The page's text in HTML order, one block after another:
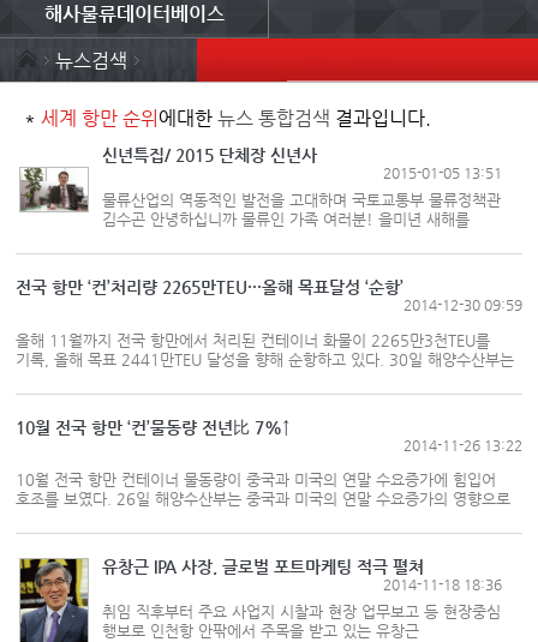
해사물류데이터베이스
뉴스검색
* 세계 항만 순위 에대한 뉴스 통합검색 결과입니다.
신년특집/ 2015 단체장 신년사
2015-01-05 13:51
물류산업의 역동적인 발전을 고대하며 국토교통부 물류정책관
김수곤 안녕하십니까 물류인 가족 여러분! 을미년 새해를
기원합니다. 지난 한해는 정부에서 중점 육성하는 유망
서비스업에 물류분야가 포...
전국 항만 ‘컨’처리량 2265만TEU···올해 목표달성 ‘순항’
2014-12-30 09:59
올해 11월까지 전국 항만에서 처리된 컨테이너 화물이 2265만3천TEU를
기록, 올해 목표 2441만TEU 달성을 향해 순항하고 있다. 30일 해양수산부는
환적화물도 부산항을 중심으로 늘었다”며 “11월까지 누적 실적이
2265만3천TEU로 2014년 목표물...
10월 전국 항만 ‘컨’물동량 전년比 7%↑
2014-11-26 13:22
10월 전국 항만 컨테이너 물동량이 중국과 미국의 연말 수요증가에 힘입어
호조를 보였다. 26일 해양수산부는 중국과 미국의 연말 수요증가의 영향으로
195만TEU에 견줘 7.3% 증가한 212만TEU를 기록했다고 밝혔다. 이중
수출입 화물은 6.4% 증가한 126만7천...
유창근 IPA 사장, 글로벌 포트마케팅 적극 펼쳐
2014-11-18 18:36
취임 직후부터 주요 사업지 시찰과 현장 업무보고 등 현장중심
행보로 인천항 안팎에서 주목을 받고 있는 유창근